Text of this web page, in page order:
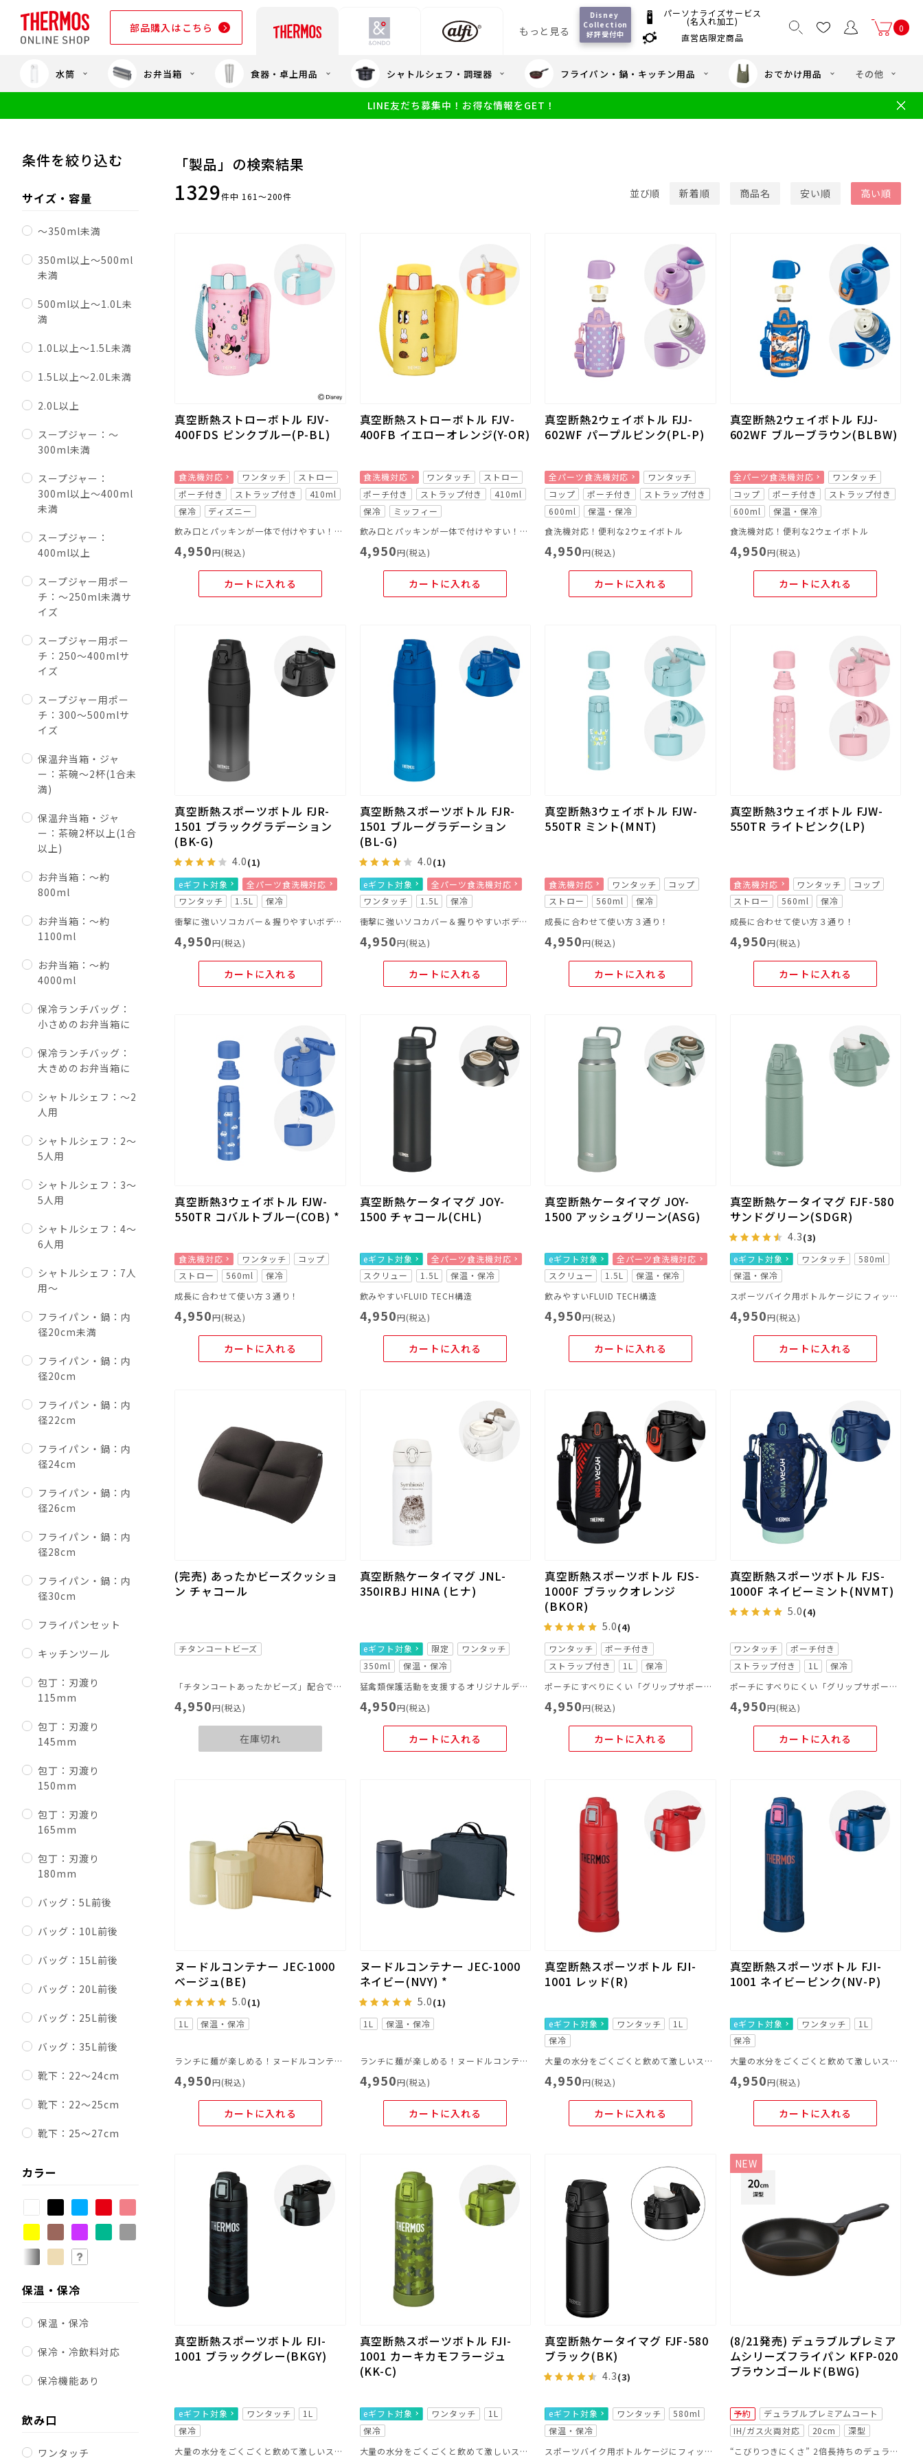
部品購入はこちら もっと見る
以上送料無料
サーモスのeギフト
ギフトのご案内
Disney
Collection
好評受付中
パーソナライズサービス
(名入れ加工)
直営店限定商品
部品購入はこちら
食洗機対応 幼児・園児向け水筒
0
水筒 お弁当箱 食器・卓上用品 シャトルシェフ・調理器 フライパン・鍋・キッチン用品 おでかけ用品 その他
LINE友だち募集中！お得な情報をGET！
条件を絞り込む
サイズ・容量
～350ml未満
350ml以上～500ml
未満
500ml以上～1.0L未
満
1.0L以上～1.5L未満
1.5L以上～2.0L未満
2.0L以上
スープジャー：～
300ml未満
スープジャー：
300ml以上～400ml
未満
スープジャー：
400ml以上
スープジャー用ポー
チ：～250ml未満サ
イズ
スープジャー用ポー
チ：250～400mlサ
イズ
スープジャー用ポー
チ：300～500mlサ
イズ
保温弁当箱・ジャ
ー：茶碗～2杯(1合未
満)
保温弁当箱・ジャ
ー：茶碗2杯以上(1合
以上)
お弁当箱：～約
800ml
お弁当箱：～約
1100ml
お弁当箱：～約
4000ml
保冷ランチバッグ：
小さめのお弁当箱に
保冷ランチバッグ：
大きめのお弁当箱に
シャトルシェフ：～2
人用
シャトルシェフ：2～
5人用
シャトルシェフ：3～
5人用
シャトルシェフ：4～
6人用
シャトルシェフ：7人
用～
フライパン・鍋：内
径20cm未満
フライパン・鍋：内
径20cm
フライパン・鍋：内
径22cm
フライパン・鍋：内
径24cm
フライパン・鍋：内
径26cm
フライパン・鍋：内
径28cm
フライパン・鍋：内
径30cm
フライパンセット
キッチンツール
包丁：刃渡り
115mm
包丁：刃渡り
145mm
包丁：刃渡り
150mm
包丁：刃渡り
165mm
包丁：刃渡り
180mm
バッグ：5L前後
バッグ：10L前後
バッグ：15L前後
バッグ：20L前後
バッグ：25L前後
バッグ：35L前後
靴下：22～24cm
靴下：22～25cm
靴下：25～27cm
カラー
保温・保冷
保温・保冷
保冷・冷飲料対応
保冷機能あり
飲み口
ワンタッチ
「製品」の検索結果
並び順 新着順 商品名 安い順 高い順
1329件中 161～200件
真空断熱ストローボトル FJV-
400FDS ピンクブルー(P-BL)
食洗機対応 ワンタッチ
ストロー
ポーチ付き
ストラップ付き
410ml
保冷
ディズニー
飲み口とパッキンが一体で付けやすい！外しやすい！
4,950円(税込)
カートに入れる
真空断熱ストローボトル FJV-
400FB イエローオレンジ(Y-OR)
食洗機対応 ワンタッチ
ストロー
ポーチ付き
ストラップ付き
410ml
保冷
ミッフィー
飲み口とパッキンが一体で付けやすい！外しやすい！
4,950円(税込)
カートに入れる
真空断熱2ウェイボトル FJJ-
602WF パープルピンク(PL-P)
全パーツ食洗機対応
ワンタッチ
コップ
ポーチ付き
ストラップ付き
600ml
保温・保冷
食洗機対応！便利な2ウェイボトル
4,950円(税込)
カートに入れる
真空断熱2ウェイボトル FJJ-
602WF ブルーブラウン(BLBW)
全パーツ食洗機対応
ワンタッチ
コップ
ポーチ付き
ストラップ付き
600ml
保温・保冷
食洗機対応！便利な2ウェイボトル
4,950円(税込)
カートに入れる
真空断熱スポーツボトル FJR-
1501 ブラックグラデーション
(BK-G)
4.0(1)
eギフト対象
全パーツ食洗機対応
ワンタッチ
1.5L
保冷
衝撃に強いソコカバー＆握りやすいボディリングつき
4,950円(税込)
カートに入れる
真空断熱スポーツボトル FJR-
1501 ブルーグラデーション
(BL-G)
4.0(1)
eギフト対象
全パーツ食洗機対応
ワンタッチ
1.5L
保冷
衝撃に強いソコカバー＆握りやすいボディリングつき
4,950円(税込)
カートに入れる
真空断熱3ウェイボトル FJW-
550TR ミント(MNT)
食洗機対応 ワンタッチ
コップ
ストロー
560ml
保冷
成長に合わせて使い方３通り！
4,950円(税込)
カートに入れる
真空断熱3ウェイボトル FJW-
550TR ライトピンク(LP)
食洗機対応 ワンタッチ
コップ
ストロー
560ml
保冷
成長に合わせて使い方３通り！
4,950円(税込)
カートに入れる
真空断熱3ウェイボトル FJW-
550TR コバルトブルー(COB) *
食洗機対応 ワンタッチ
コップ
ストロー
560ml
保冷
成長に合わせて使い方３通り！
4,950円(税込)
カートに入れる
真空断熱ケータイマグ JOY-
1500 チャコール(CHL)
eギフト対象
全パーツ食洗機対応
スクリュー
1.5L
保温・保冷
飲みやすいFLUID TECH構造
4,950円(税込)
カートに入れる
真空断熱ケータイマグ JOY-
1500 アッシュグリーン(ASG)
eギフト対象
全パーツ食洗機対応
スクリュー
1.5L
保温・保冷
飲みやすいFLUID TECH構造
4,950円(税込)
カートに入れる
真空断熱ケータイマグ FJF-580
サンドグリーン(SDGR)
4.3(3)
eギフト対象 ワンタッチ
580ml
保温・保冷
スポーツバイク用ボトルケージにフィットする専用設計の自転車ボトル！
4,950円(税込)
カートに入れる
(完売) あったかビーズクッショ
ン チャコール
チタンコートビーズ
「チタンコートあったかビーズ」配合で、腰にじんわりと温かさをプラスするビーズクッション。
4,950円(税込)
在庫切れ
真空断熱ケータイマグ JNL-
350IRBJ HINA (ヒナ)
eギフト対象 限定
ワンタッチ
350ml
保温・保冷
猛禽類保護活動を支援するオリジナルデザインボトル
4,950円(税込)
カートに入れる
真空断熱スポーツボトル FJS-
1000F ブラックオレンジ
(BKOR)
5.0(4)
ワンタッチ
ポーチ付き
ストラップ付き
1L
保冷
ポーチにすべりにくい「グリップサポート」を採用！さらに飲みやすくなりました。
4,950円(税込)
カートに入れる
真空断熱スポーツボトル FJS-
1000F ネイビーミント(NVMT)
5.0(4)
ワンタッチ
ポーチ付き
ストラップ付き
1L
保冷
ポーチにすべりにくい「グリップサポート」を採用！さらに飲みやすくなりました。
4,950円(税込)
カートに入れる
ヌードルコンテナー JEC-1000
ベージュ(BE)
5.0(1)
1L 保温・保冷
ランチに麺が楽しめる！ヌードルコンテナー
4,950円(税込)
カートに入れる
ヌードルコンテナー JEC-1000
ネイビー(NVY) *
5.0(1)
1L 保温・保冷
ランチに麺が楽しめる！ヌードルコンテナー
4,950円(税込)
カートに入れる
真空断熱スポーツボトル FJI-
1001 レッド(R)
eギフト対象 ワンタッチ
1L
保冷
大量の水分をごくごくと飲めて激しいスポーツシーンに最適！
4,950円(税込)
カートに入れる
真空断熱スポーツボトル FJI-
1001 ネイビーピンク(NV-P)
eギフト対象 ワンタッチ
1L
保冷
大量の水分をごくごくと飲めて激しいスポーツシーンに最適！
4,950円(税込)
カートに入れる
真空断熱スポーツボトル FJI-
1001 ブラックグレー(BKGY)
eギフト対象 ワンタッチ
1L
保冷
大量の水分をごくごくと飲めて激しいスポーツシーンに最適！
真空断熱スポーツボトル FJI-
1001 カーキカモフラージュ
(KK-C)
eギフト対象 ワンタッチ
1L
保冷
大量の水分をごくごくと飲めて激しいスポーツシーンに最適！
真空断熱ケータイマグ FJF-580
ブラック(BK)
4.3(3)
eギフト対象 ワンタッチ
580ml
保温・保冷
スポーツバイク用ボトルケージにフィットする専用設計の自転車ボトル！
NEW
(8/21発売) デュラブルプレミア
ムシリーズフライパン KFP-020
ブラウンゴールド(BWG)
予約
デュラブルプレミアムコート
IH/ガス火両対応
20cm
深型
“こびりつきにくさ” 2倍長持ちのデュラブルプレミアムコート採用のフライパン